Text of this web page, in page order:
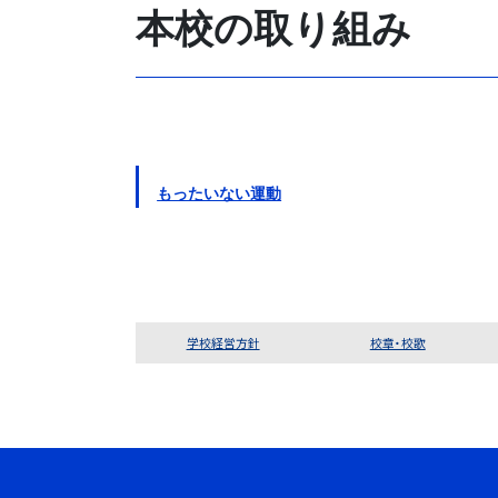
本校の取り組み
もったいない運動
学校経営方針 校章・校歌